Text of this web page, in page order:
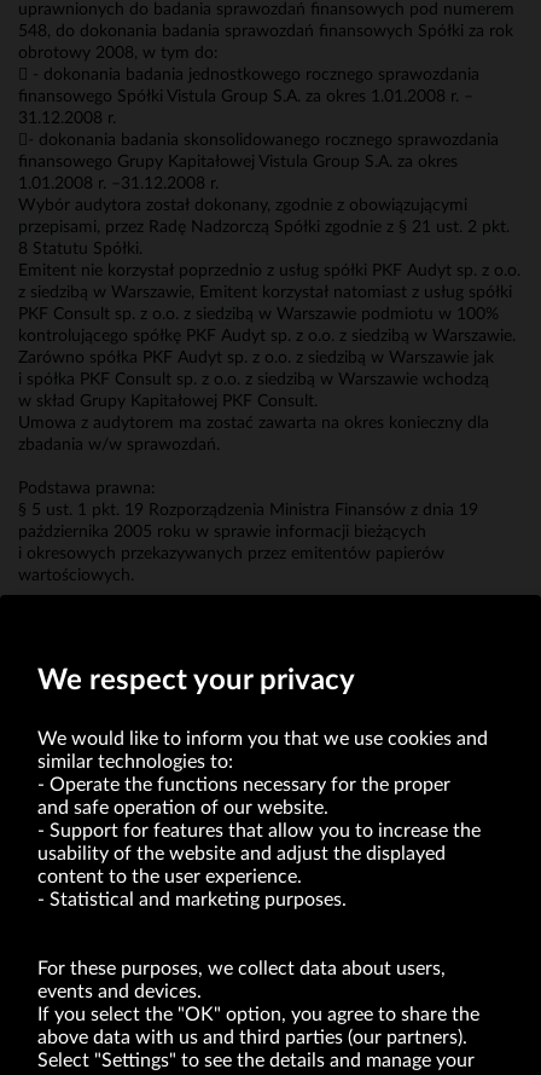
uprawnionych do badania sprawozdań finansowych pod numerem
548, do dokonania badania sprawozdań finansowych Spółki za rok
obrotowy 2008, w tym do:
 - dokonania badania jednostkowego rocznego sprawozdania
finansowego Spółki Vistula Group S.A. za okres 1.01.2008 r. –
31.12.2008 r.
- dokonania badania skonsolidowanego rocznego sprawozdania
finansowego Grupy Kapitałowej Vistula Group S.A. za okres
1.01.2008 r. –31.12.2008 r.
Wybór audytora został dokonany, zgodnie z obowiązującymi
przepisami, przez Radę Nadzorczą Spółki zgodnie z § 21 ust. 2 pkt.
8 Statutu Spółki.
Emitent nie korzystał poprzednio z usług spółki PKF Audyt sp. z o.o.
z siedzibą w Warszawie, Emitent korzystał natomiast z usług spółki
PKF Consult sp. z o.o. z siedzibą w Warszawie podmiotu w 100%
kontrolującego spółkę PKF Audyt sp. z o.o. z siedzibą w Warszawie.
Zarówno spółka PKF Audyt sp. z o.o. z siedzibą w Warszawie jak
i spółka PKF Consult sp. z o.o. z siedzibą w Warszawie wchodzą
w skład Grupy Kapitałowej PKF Consult.
Umowa z audytorem ma zostać zawarta na okres konieczny dla
zbadania w/w sprawozdań.
Podstawa prawna:
§ 5 ust. 1 pkt. 19 Rozporządzenia Ministra Finansów z dnia 19
października 2005 roku w sprawie informacji bieżących
i okresowych przekazywanych przez emitentów papierów
wartościowych.
VRG S.A. | 10 Pilotów Street | 31-462 Kraków
Tax Identification Number: 675-000-03-61
District Court for Kraków-Śródmieście in Kraków
XI Economic Department of the National Court Register number 0000047082
of act of 8.03.2013 on combating excessive late payment in commercial transactions
(Journal of Laws of 2019, item 118 as amended).
We respect your privacy
We would like to inform you that we use cookies and
similar technologies to:
Operate the functions necessary for the proper
and safe operation of our website.
Support for features that allow you to increase the
usability of the website and adjust the displayed
content to the user experience.
Statistical and marketing purposes.
For these purposes, we collect data about users,
events and devices.
If you select the "OK" option, you agree to share the
above data with us and third parties (our partners).
Select "Settings" to see the details and manage your